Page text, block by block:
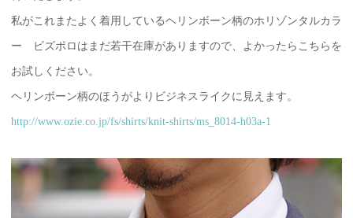
私がこれまたよく着用しているヘリンボーン柄のホリゾンタルカラ
ー ビズポロはまだ若干在庫がありますので、よかったらこちらを
お試しください。
ヘリンボーン柄のほうがよりビジネスライクに見えます。
http://www.ozie.co.jp/fs/shirts/knit-shirts/ms_8014-h03a-1